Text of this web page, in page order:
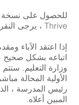
للحصول على
Thrive ، يرجى النقر فوق
إذا اعتقد الآباء
اتباعه بشكل صحيح
وزارة التعليم.
الأولية المحالة
رئيس المدرسة ،
المبين أعلاه.